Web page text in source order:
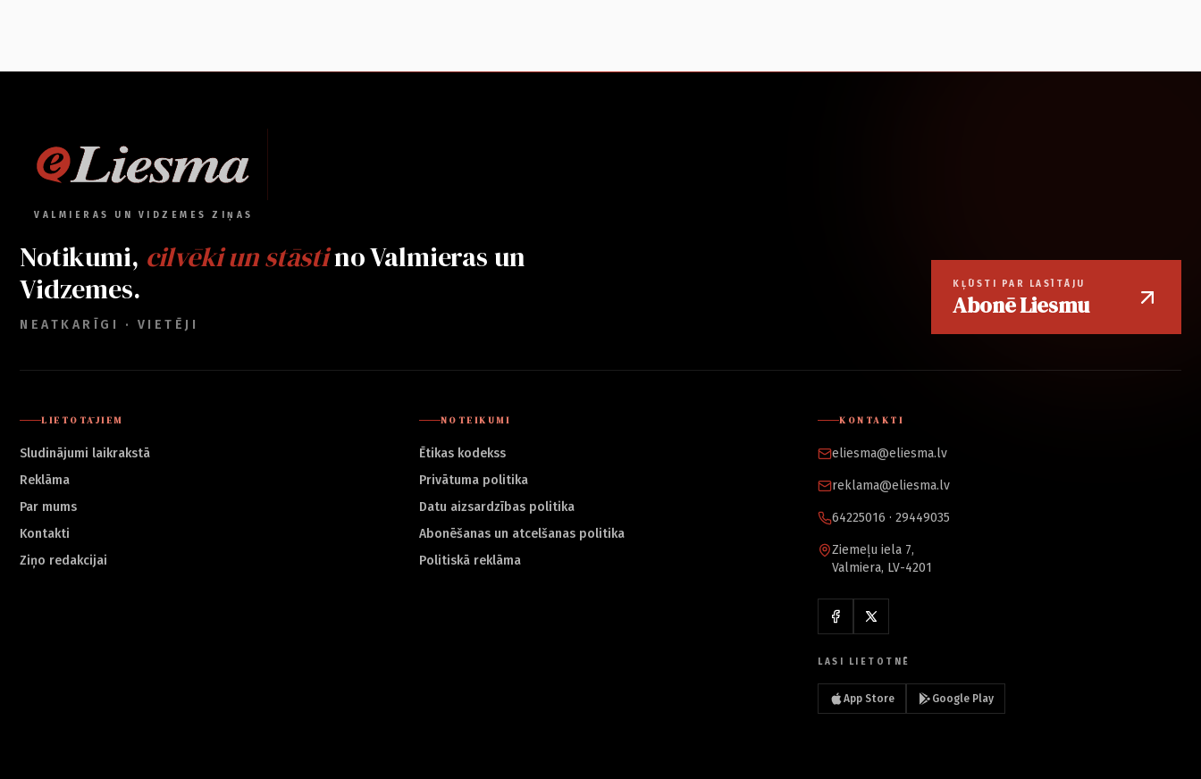
VALMIERAS UN VIDZEMES ZIŅAS
Notikumi, cilvēki un stāstino Valmieras un
Vidzemes.
NEATKARĪGI · VIETĒJI
KĻŪSTI PAR LASĪTĀJU
Abonē Liesmu
LIETOTĀJIEM
Sludinājumi laikrakstā
Reklāma
Par mums
Kontakti
Ziņo redakcijai
NOTEIKUMI
Ētikas kodekss
Privātuma politika
Datu aizsardzības politika
Abonēšanas un atcelšanas politika
Politiskā reklāma
KONTAKTI
eliesma@eliesma.lv
reklama@eliesma.lv
64225016 · 29449035
Ziemeļu iela 7,
Valmiera, LV-4201
LASI LIETOTNĒ
App Store Google Play